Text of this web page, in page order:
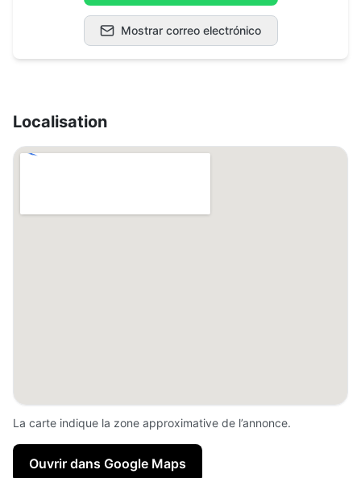
Mostrar correo electrónico
Localisation
La carte indique la zone approximative de l’annonce.
Ouvrir dans Google Maps